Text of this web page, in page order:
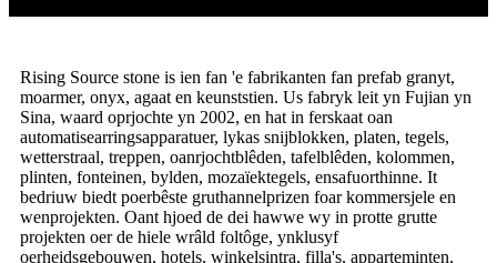
Rising Source stone is ien fan 'e fabrikanten fan prefab granyt,
moarmer, onyx, agaat en keunststien. Us fabryk leit yn Fujian yn
Sina, waard oprjochte yn 2002, en hat in ferskaat oan
automatisearringsapparatuer, lykas snijblokken, platen, tegels,
wetterstraal, treppen, oanrjochtblêden, tafelblêden, kolommen,
plinten, fonteinen, bylden, mozaïektegels, ensafuorthinne. It
bedriuw biedt poerbêste gruthannelprizen foar kommersjele en
wenprojekten. Oant hjoed de dei hawwe wy in protte grutte
projekten oer de hiele wrâld foltôge, ynklusyf
oerheidsgebouwen, hotels, winkelsintra, filla's, apparteminten,